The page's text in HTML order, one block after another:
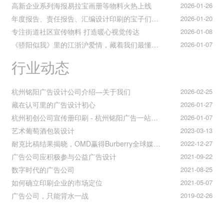
2026-01-26
高新企业系列海报易拉宝画册等物料火热上线
2026-01-20
年度报告、责任报告、汇编设计印刷的宝子们集合！
2026-01-08
专注街道社区宣传物料 打造暖心视觉传达
2026-01-07
《骄阳似我》里的江浙沪爱情，藏着我们最懂的温柔与默契
行业动态
2026-02-25
杭州铭阳广告设计公司介绍—关于我们
2026-01-27
藏在认可里的广告设计初心
2026-01-07
杭州初创公司宣传册印刷 - 杭州铭阳广告一站式解决方案
2023-03-13
艺术葡萄酒包装设计
2022-12-27
耐克比稿结果揭晓，OMD赢得Burberry全球媒介业务（转自广告狂人日报）
2021-09-22
广告公司应积极参与公益广告设计
2021-08-25
数字时代的广告公司
2021-05-07
如何确立印刷企业的市场定位
2019-02-26
广告公司，只能背水一战